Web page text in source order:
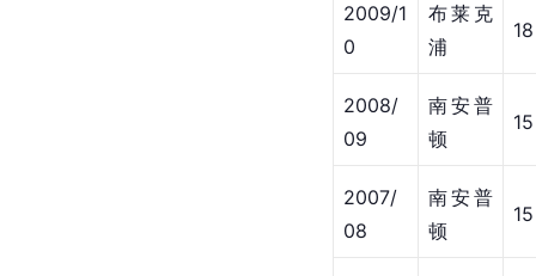
2009/1
0
布莱克
浦
18
2008/
09
南安普
顿
15
2007/
08
南安普
顿
15